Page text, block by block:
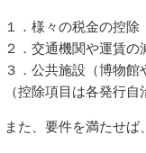
１．様々の税金の控除
２．交通機関や運賃の
３．公共施設（博物
（控除項目は各発行自
また、要件を満たせば